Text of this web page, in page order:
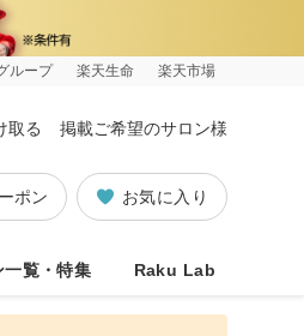
ループ 楽天生命 楽天市場
取る 掲載ご希望のサロン様
お気に入り
ポン
一覧・特集 Raku Lab